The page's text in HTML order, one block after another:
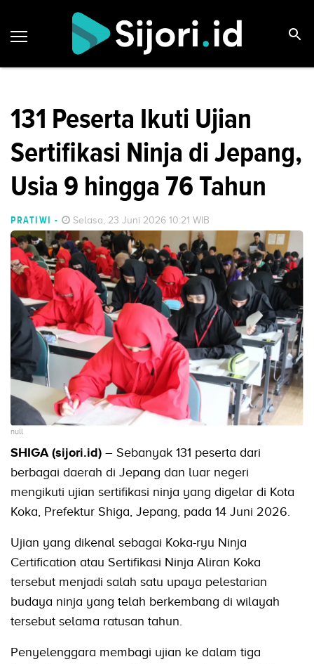
131 Peserta Ikuti Ujian
Sertifikasi Ninja di Jepang,
Usia 9 hingga 76 Tahun
PRATIWI - Selasa, 23 Juni 2026 10:21 WIB
null
SHIGA (sijori.id) – Sebanyak 131 peserta dari
berbagai daerah di Jepang dan luar negeri
mengikuti ujian sertifikasi ninja yang digelar di Kota
Koka, Prefektur Shiga, Jepang, pada 14 Juni 2026.
Ujian yang dikenal sebagai Koka-ryu Ninja
Certification atau Sertifikasi Ninja Aliran Koka
tersebut menjadi salah satu upaya pelestarian
budaya ninja yang telah berkembang di wilayah
tersebut selama ratusan tahun.
Penyelenggara membagi ujian ke dalam tiga